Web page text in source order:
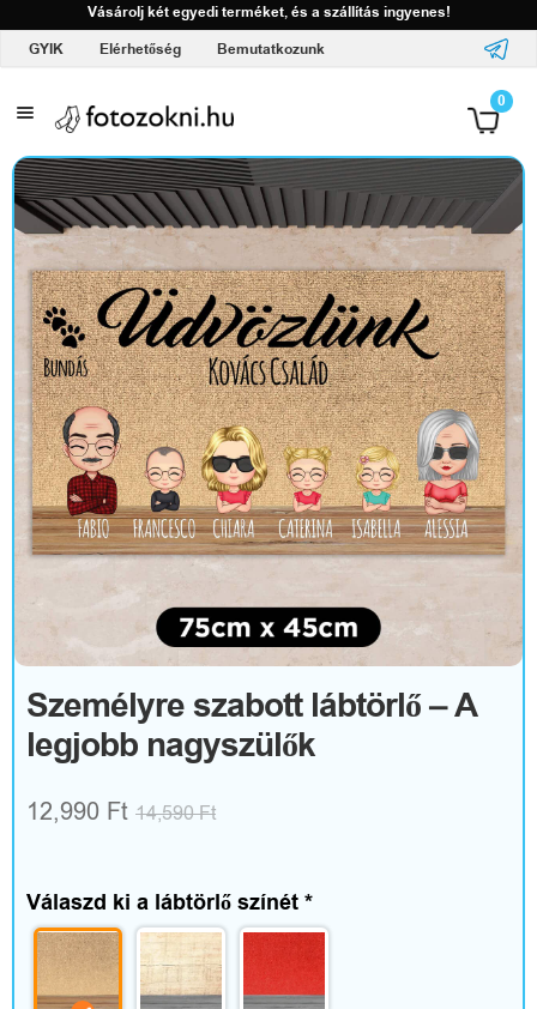
Vásárolj két egyedi terméket, és a szállítás ingyenes!
GYIK
Elérhetőség Bemutatkozunk
0
A
l
o
g
ó
d
d
a
l
R
u
á
z
a
é
s
k
Személyre szabott lábtörlő – A
legjobb nagyszülők
12,990 Ft 14,590Ft
Válaszd ki a lábtörlő színét *